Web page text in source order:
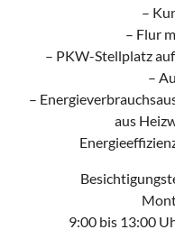
–
– Flur
– PKW-Stellplatz
–
–
aus
9:00 bis 13:00